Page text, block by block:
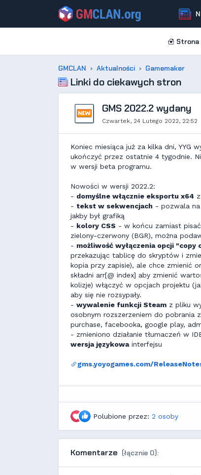
Strona
GMCLAN Aktualności Gamemaker
Linki do ciekawych stron
GMS 2022.2 wydany
Czwartek, 24 Lutego 2022, 22:52
Koniec miesiąca już za kilka dni, YYG
ukończyć przez ostatnie 4 tygodnie.
w wersji beta programu.
Nowości w wersji 2022.2:
- domyślne włącznie eksportu x64
- tekst w sekwencjach - pozwala
jakby był grafiką
- kolory CSS - w końcu zamiast
zielony-czerwony (BGR), można
- możliwość wyłączenia opcji
przekazując tablicę do skryptów i
kopia przy zapisie), ale chce zmienić
składni arr[@ index] aby zmienić
kolizje) włączyć w opcjach projektu
aby się nie rozsypały.
- wywalenie funkcji Steam z pliku
osobnym rozszerzeniem do pobrania
purchase, facebooka, google play,
- zmieniono działanie tłumaczeń w
wersja językowainterfejsu
gms.yoyogames.com/
Polubione przez: 2 osoby
Komentarze (łącznie 0):